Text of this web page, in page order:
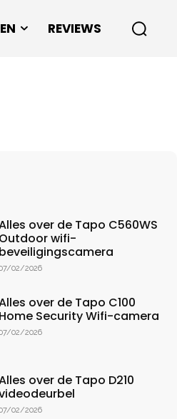
REVIEWS
over de Tapo C560WS
Outdoor wifi-
beveiligingscamera
02/2026
over de Tapo C100
Home Security Wifi-camera
02/2026
over de Tapo D210
02/2026